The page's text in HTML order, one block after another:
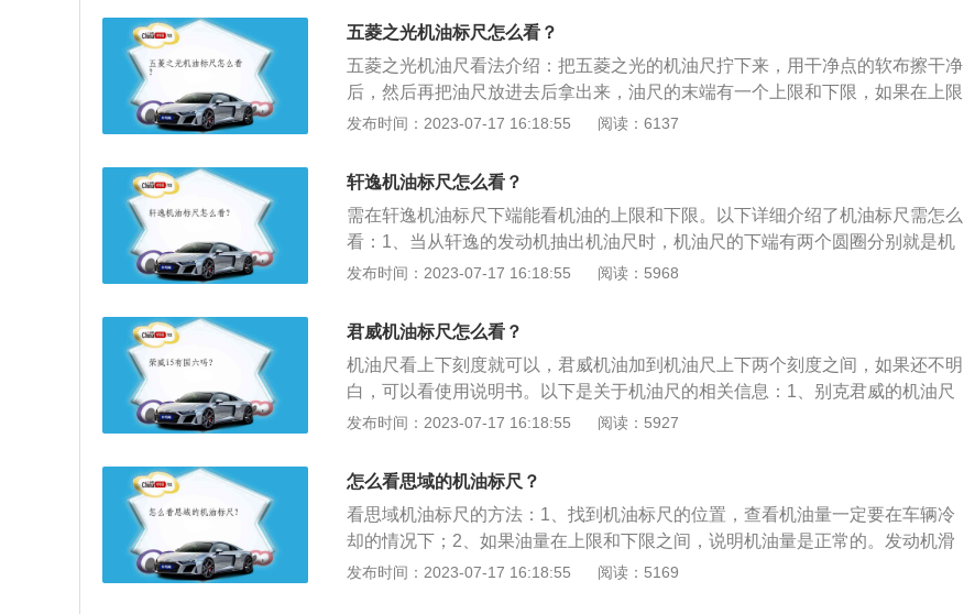
间位置偏下一点，此时发动机的阻力最小油耗最低，同时润滑性能也能保持稳
定。
盖，会发现发动机左侧有一个黄色拉环，即机油尺。3.机油尺是一个常用的控制
量尺，用来测量机油静态液面高度，从而反映出发动机机油存量是否在合理范
围。
五菱之光机油标尺怎么看？
五菱之光机油尺看法介绍：把五菱之光的机油尺拧下来，用干净点的软布擦干净
后，然后再把油尺放进去后拿出来，油尺的末端有一个上限和下限，如果在上限
和下限之间，说明机油量正好，如果油尺下限没有碰到机油，说明机油加少，如
1、机油尺的作用是测量机油静态液面的高度，从而反映出发动机机油存量是否
在合理范围。常规机油尺都会有明显的上限位与下限位，只要确保检测出的机油
油位在上下之间即可。2、机油不是越多越好，油液液面越高，其实发动机的阻
力越大，因为曲轴是需要不停搅动油底壳机油来实现飞溅润滑，理想情况下，可
将液面保持在中间位置偏下一点，此时发动机的阻力最小油耗最低，同时润滑性
高度上，也就是说前后左右都不要有任何的倾斜。理由是一旦车身有倾斜，油底
壳内的机油液面就会改变，测量结果不准。
发布时间：2023-07-17 16:18:55 阅读：6137
轩逸机油标尺怎么看？
需在轩逸机油标尺下端能看机油的上限和下限。以下详细介绍了机油标尺需怎么
看：1、当从轩逸的发动机抽出机油尺时，机油尺的下端有两个圆圈分别就是机
油液位的上限和下限，一般机油的加注量都是在上限与下限之间，最好是上限偏
下查看，车辆熄火后应该等发动机冷却后再进行机油液位的查看，如果是刚刚更
换了新的机油，则应该先启动发动机怠速运转，让发动机内机油充分的流转起
来，然后熄灭发动机后等待数分钟后拨出机油尺查看液位。3、机油油量过高过
低都会对发动机造成一定的影响，机油过多易造成发动机负荷增加，影响动力；
时间久了，发动机废气通风系统也易损坏，积碳增加，机油量过多还会造成烧机
发布时间：2023-07-17 16:18:55 阅读：5968
君威机油标尺怎么看？
机油尺看上下刻度就可以，君威机油加到机油尺上下两个刻度之间，如果还不明
白，可以看使用说明书。以下是关于机油尺的相关信息：1、别克君威的机油尺
在打开发动机舱，在发动机前面有个带黄色环扣，拉出来就能看。别克君威的机
然后如果实在不懂，建议看一下使用说明书，上面会有很详细的解释。2、标尺
有上下两个刻度，新车在保养后添加到上下刻度中间，此时因为机油滤芯中比较
空，所以启动车后经过机油循环，机油液面会有所下降，先不急着添加，把剩下
的机油保存好。运行一天后，第二天，在初次启动车前，检查油面，补充添加到
标尺上下刻度中间。旧车也是重复上述，机油添加略高于中间线，接近上线，给
发布时间：2023-07-17 16:18:55 阅读：5927
怎么看思域的机油标尺？
看思域机油标尺的方法：1、找到机油标尺的位置，查看机油量一定要在车辆冷
却的情况下；2、如果油量在上限和下限之间，说明机油量是正常的。发动机滑
油系统一般包括润滑油存储系统、润滑油分配系统、润滑油指示系统。在汽车
发布时间：2023-07-17 16:18:55 阅读：5169